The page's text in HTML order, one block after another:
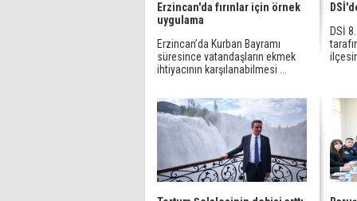
Erzincan'da fırınlar için örnek
uygulama
Erzincan’da Kurban Bayramı
süresince vatandaşların ekmek
ihtiyacının karşılanabilmesi ...
DSİ